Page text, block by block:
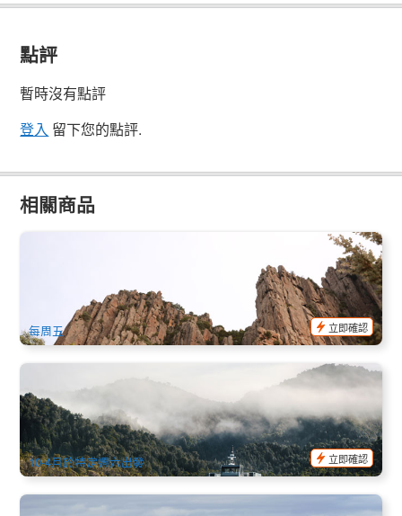
點評
暫時沒有點評
登入 留下您的點評.
相關商品
55.00
TAS06765
每周五
立即確認
塔斯馬尼亞│發現自然之美6日遊英文團│霍巴特進出Discovery
6
445 已預訂
AUD $2,062.00 $2,165.00
TAS06177
10-4月於特定週六出發
立即確認
霍巴特市區遊、威靈頓山、歷史遺跡和Bonorong塔斯惡魔野